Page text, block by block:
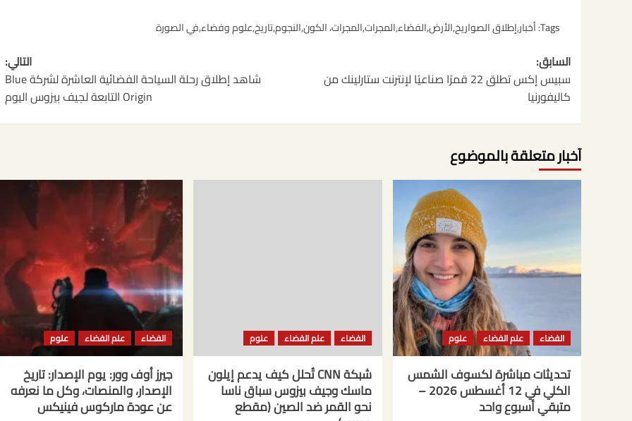
Tags: أخبار,إطلاق الصواريخ,الأرض,الفضاء,المجرات,المجرات، الكون,النجوم,تاريخ,علوم وفضاء,في الصورة
تصفّح
المقالات
السابق:
سبيس إكس تطلق 22 قمرًا صناعيًا لإنترنت ستارلينك من
كاليفورنيا
التالي:
شاهد إطلاق رحلة السياحة الفضائية العاشرة لشركة Blue
Origin التابعة لجيف بيزوس اليوم
آخبار متعلقة بالموضوع
الفضاء علم الفضاء علوم
تحديثات مباشرة لكسوف الشمس
الكلي في 12 أغسطس 2026 –
متبقي أسبوع واحد
الفضاء علم الفضاء علوم
شبكة CNN تُحلل كيف يدعم إيلون
ماسك وجيف بيزوس سباق ناسا
نحو القمر ضد الصين (مقطع
الفضاء علم الفضاء علوم
جيرز أوف وور: يوم الإصدار: تاريخ
الإصدار، والمنصات، وكل ما نعرفه
عن عودة ماركوس فينيكس